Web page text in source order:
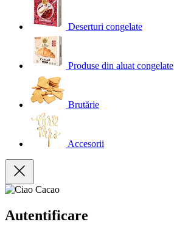
Deserturi congelate
Produse din aluat congelate
Brutărie
Accesorii
Autentificare